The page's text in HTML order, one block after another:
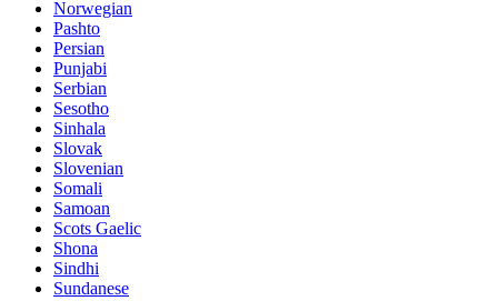
Norwegian
Pashto
Persian
Punjabi
Serbian
Sesotho
Sinhala
Slovak
Slovenian
Somali
Samoan
Scots Gaelic
Shona
Sindhi
Sundanese